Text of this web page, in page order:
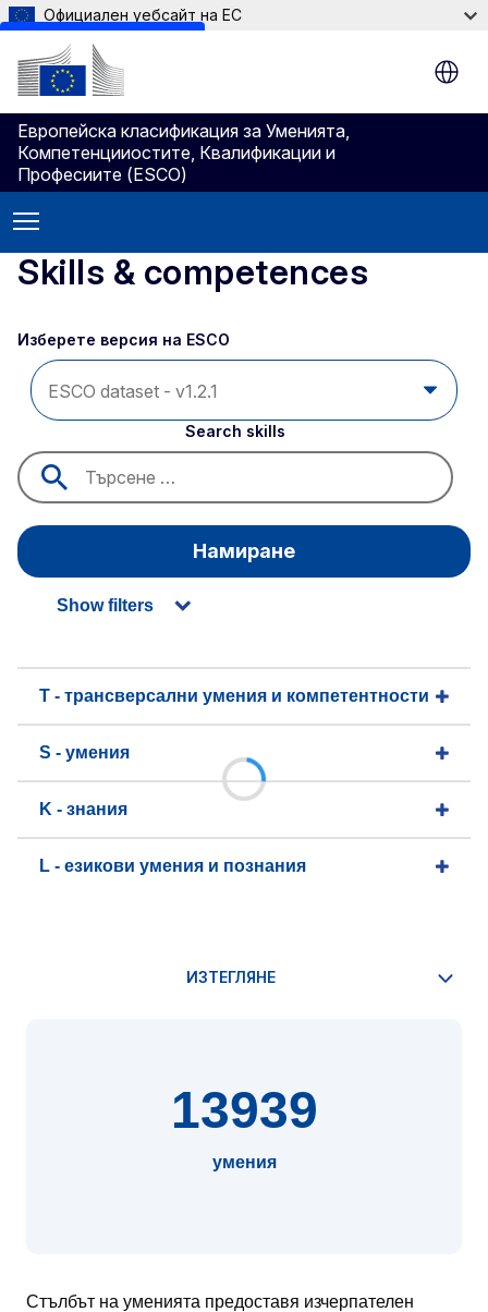
Skip to main content
Официален уебсайт на ЕС
Европейска класификация зa Умениятa,
Компетенцииocтите, Квалификации и
Професиите (ESCO)
Skills & competences
Изберете версия на ESCO
Search skills
Намиране
Show filters
T - трансверсални умения и компетентности
S - умения
K - знания
L - езикови умения и познания
13939
умения
Стълбът на уменията предоставя изчерпателен